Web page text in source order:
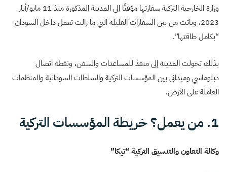
وزارة الخارجية التركية سفارتها مؤقتًا إلى المدينة المذكورة منذ 11 مايو/أيار
2023، وباتت من بين السفارات القليلة التي ما زالت تعمل داخل السودان
“بكامل طاقتها”.
بذلك تحولت المدينة إلى منفذ للمساعدات والسفن، ونقطة اتصال
دبلوماسي وميداني بين المؤسسات التركية والسلطات السودانية والمنظمات
العاملة على الأرض.
1. من يعمل؟ خريطة المؤسسات التركية
وكالة التعاون والتنسيق التركية “تيكا”